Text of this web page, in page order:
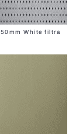
50mm White filtra